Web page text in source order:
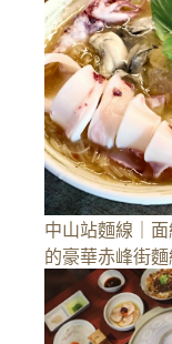
中山站麵線｜
的豪華赤峰街麵